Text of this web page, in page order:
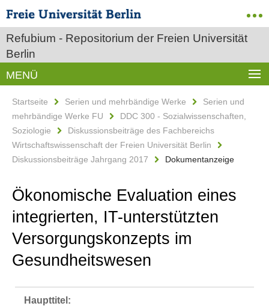
Refubium - Repositorium der Freien Universität
Berlin
MENÜ
Startseite Serien und mehrbändige Werke
Serien und
mehrbändige Werke FU
DDC 300 - Sozialwissenschaften,
Soziologie
Diskussionsbeiträge des Fachbereichs
Wirtschaftswissenschaft der Freien Universität Berlin
Diskussionsbeiträge Jahrgang 2017
Dokumentanzeige
Ökonomische Evaluation eines
integrierten, IT-unterstützten
Versorgungskonzepts im
Gesundheitswesen
Haupttitel: